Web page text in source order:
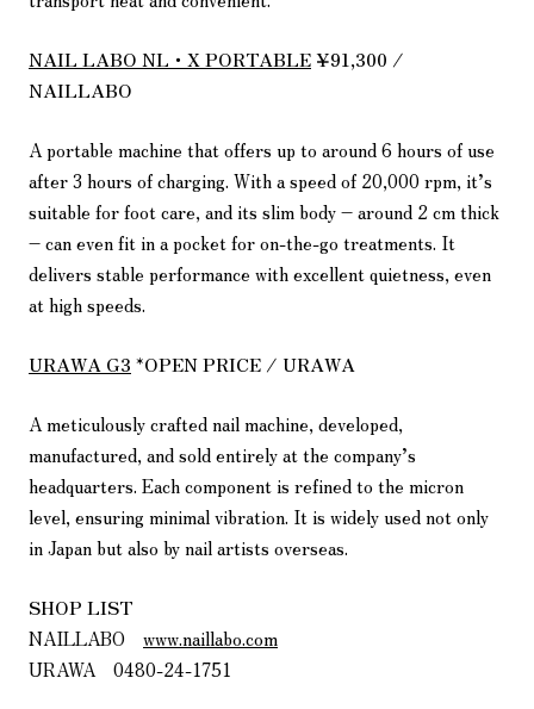
NAIL LABO NL・X PORTABLE¥91,300 /
NAILLABO
A portable machine that offers up to around 6 hours of use
after 3 hours of charging. With a speed of 20,000 rpm, it’s
suitable for foot care, and its slim body – around 2 cm thick
– can even fit in a pocket for on-the-go treatments. It
delivers stable performance with excellent quietness, even
at high speeds.
URAWA G3 *OPEN PRICE / URAWA
A meticulously crafted nail machine, developed,
manufactured, and sold entirely at the company’s
headquarters. Each component is refined to the micron
level, ensuring minimal vibration. It is widely used not only
in Japan but also by nail artists overseas.
SHOP LIST
NAILLABO www.naillabo.com
URAWA 0480-24-1751